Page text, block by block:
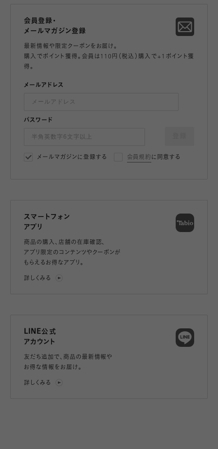
会員登録・
メールマガジン登録
最新情報や限定クーポンをお届け。
購入でポイント獲得。会員は110円（税込）購入で+1ポイント獲
得。
メールアドレス
パスワード
メールマガジンに登録する 会員規約 に同意する
スマートフォン
アプリ
商品の購入、店舗の在庫確認、
アプリ限定のコンテンツやクーポンが
もらえるお得なアプリ。
詳しくみる
LINE公式
アカウント
友だち追加で、 商品の最新情報や
お得な情報をお届け。
詳しくみる